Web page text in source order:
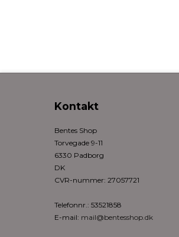
Kontakt
Bentes Shop
Torvegade 9-11
6330 Padborg
DK
CVR-nummer: 27057721
Telefonnr.: 53521858
E-mail: mail@bentesshop.dk